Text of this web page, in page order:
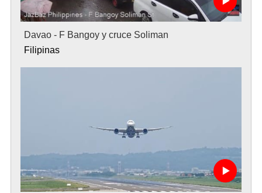
Davao - F Bangoy y cruce Soliman
Filipinas